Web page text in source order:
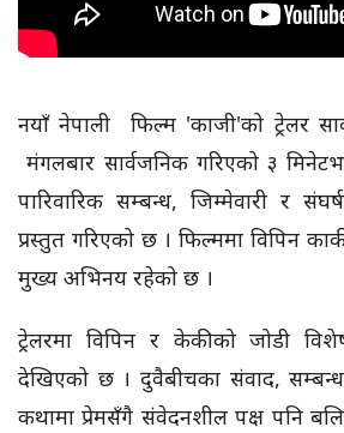
नयाँ नेपाली फिल्म 'काजी'को ट्रेलर
मंगलबार सार्वजनिक गरिएको ३
पारिवारिक सम्बन्ध, जिम्मेवारी र
प्रस्तुत गरिएको छ । फिल्ममा विपिन
मुख्य अभिनय रहेको छ ।
ट्रेलरमा विपिन र केकीको जोडी
देखिएको छ । दुवैबीचका संवाद,
कथामा प्रेमसँगै संवेदनशील पक्ष पनि